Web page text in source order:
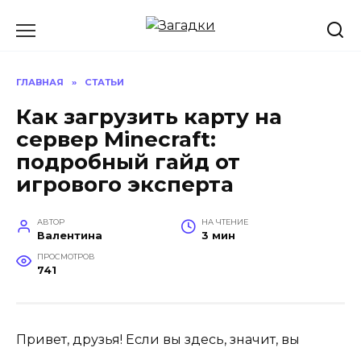
ГЛАВНАЯ » СТАТЬИ
Как загрузить карту на
сервер Minecraft:
подробный гайд от
игрового эксперта
АВТОР
Валентина
НА ЧТЕНИЕ
3 мин
ПРОСМОТРОВ
741
Привет, друзья! Если вы здесь, значит, вы